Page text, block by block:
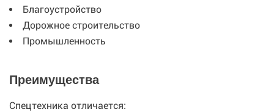
Благоустройство
Дорожное строительство
Промышленность
Преимущества
Спецтехника отличается: